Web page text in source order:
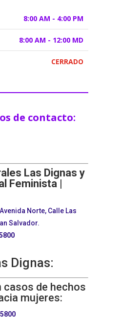
8:00 AM - 4:00 PM
8:00 AM - 12:00 MD
CERRADO
de contacto:
Las Dignas y
Feminista |
Norte, Calle Las
Salvador.
Dignas:
casos de hechos
mujeres: